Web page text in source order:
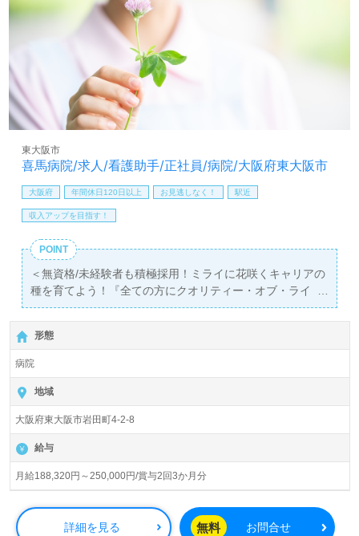
等、担当コンサルタントよりご案内します。お問い合わせ
も遠慮なくお願いします。
全国の求人をご紹介！医療/福祉業界の正社員/パート求人
探しは【ウィルオブ介護】＊求人情報収集、将来的検討の
方も遠慮なく＊
LINE、メール、お電話などご希望に応じてお問い合わせ/ご
相談可能です。転職相談、求人紹介、年収交渉など完全無
あり！＞"転職支援"のプロと一緒に転職活動！お問い合わ
せお待ちしております。
喜馬病院/求人/看護助手/正社員/病院/大阪府東大阪市
東大阪市
大阪府 年間休日120日以上 お見逃しなく！ 駅近
収入アップを目指す！
POINT
＜無資格/未経験者も積極採用！ミライに花咲くキャリアの
種を育てよう！『全ての方にクオリティー・オブ・ライ
フ』向上を目指す病院様！＞◎看護助手/正社員募集◎【月
給188,320円～250,000円/賞与2回】『若江岩田駅』徒歩3
分。
総病床数123床（一般病床43床、回復期リハビリテーショ
ン病床43床、地域包括ケア病床37床）『喜馬病院』医療法
人寿山会様の運営です。大阪府を中心に病院、通所リハビ
リ、介護老人保健施設事業を展開されています。
◎あなたの仕事が患者様のこころに届く！患者様の笑顔を
つくる！多職種、幅広い年代層の職員様が活躍中の病院
様！◎
看護助手や介護職経験のある方はもちろん、これから看護
助手を目指される方も幅広く募集します。病院での勤務経
形態
病院
地域
大阪府東大阪市岩田町4-2-8
給与
月給188,320円～250,000円/賞与2回3か月分
詳細を見る 無料 お問合せ